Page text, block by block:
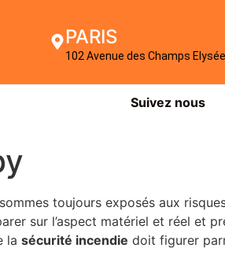
PARIS
102 Avenue des Champs
Suivez nous
toujours exposés aux risques
sur l’aspect matériel et réel et
la sécurité incendie doit figurer